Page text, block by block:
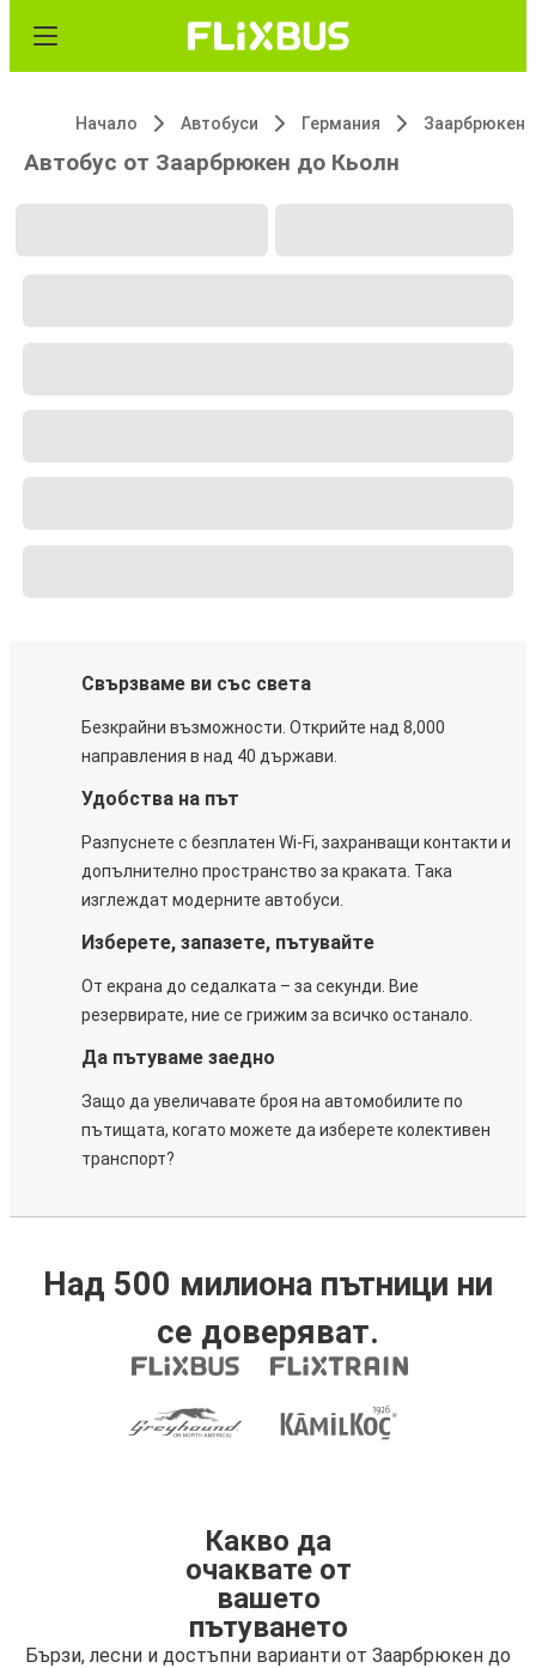
Начало Автобуси Германия Заарбрюкен
Автобус от Заарбрюкен до Кьолн
Свързваме ви със света
Безкрайни възможности. Открийте над 8,000
направления в над 40 държави.
Удобства на път
Разпуснете с безплатен Wi-Fi, захранващи контакти и
допълнително пространство за краката. Така
изглеждат модерните автобуси.
Изберете, запазете, пътувайте
От екрана до седалката – за секунди. Вие
резервирате, ние се грижим за всичко останало.
Да пътуваме заедно
Защо да увеличавате броя на автомобилите по
пътищата, когато можете да изберете колективен
транспорт?
Над 500 милиона пътници ни
се доверяват.
Какво да
очаквате от
вашето
пътуването
Бързи, лесни и достъпни варианти от Заарбрюкен до